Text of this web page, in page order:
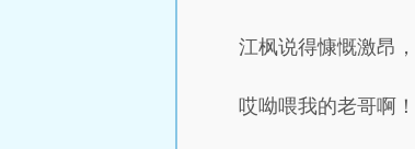
江枫说得慷慨激昂
哎呦喂我的老哥啊！